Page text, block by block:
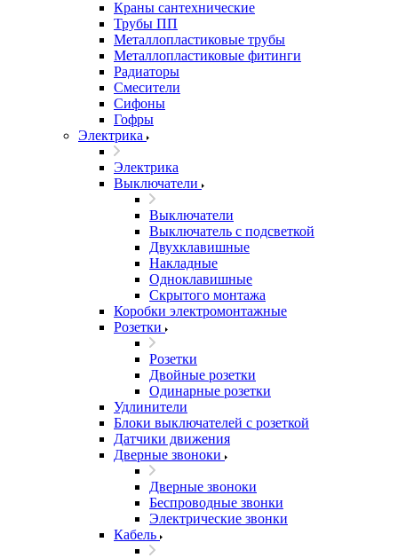
Краны сантехнические
Трубы ПП
Металлопластиковые трубы
Металлопластиковые фитинги
Радиаторы
Смесители
Сифоны
Гофры
Электрика
Электрика
Выключатели
Выключатели
Выключатель с подсветкой
Двухклавишные
Накладные
Одноклавишные
Скрытого монтажа
Коробки электромонтажные
Розетки
Розетки
Двойные розетки
Одинарные розетки
Удлинители
Блоки выключателей с розеткой
Датчики движения
Дверные звоноки
Дверные звоноки
Беспроводные звонки
Электрические звонки
Кабель